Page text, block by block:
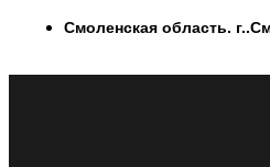
ПерейтиСмоленская область.